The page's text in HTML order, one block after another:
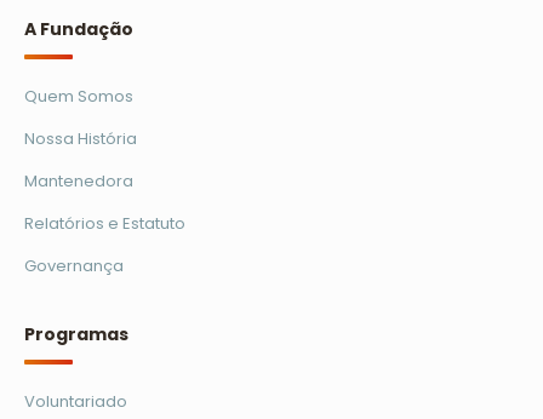
A Fundação
Quem Somos
Nossa História
Mantenedora
Relatórios e Estatuto
Governança
Programas
Voluntariado